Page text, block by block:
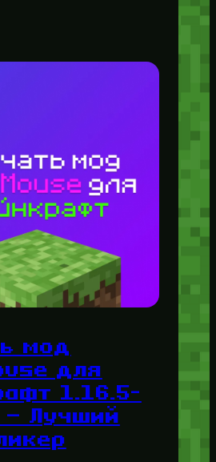
мод
для
1.16.5-
— Лучший